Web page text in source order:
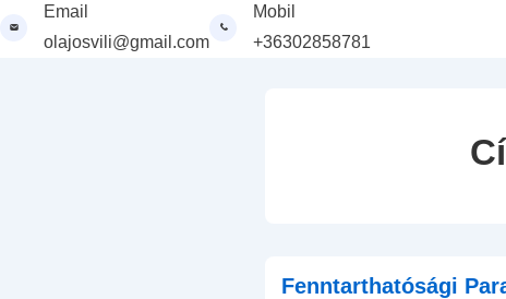
Email
olajosvili@gmail.com
Mobil
+36302858781
Fenntarthatósági